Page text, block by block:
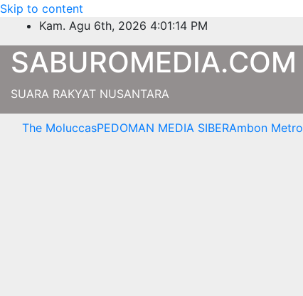
Skip to content
Kam. Agu 6th, 2026 4:01:15 PM
SABUROMEDIA.COM
SUARA RAKYAT NUSANTARA
The MoluccasPEDOMAN MEDIA SIBERAmbon Metro